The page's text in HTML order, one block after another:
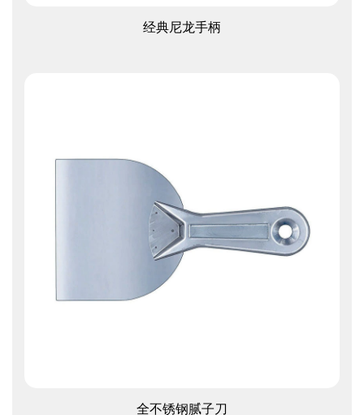
查看更多
经典尼龙手柄
查看更多
全不锈钢腻子刀